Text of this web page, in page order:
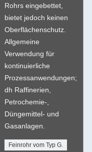
Rohrs eingebettet,
bietet jedoch keinen
Oberflächenschutz.
Allgemeine
Verwendung für
kontinuierliche
Prozessanwendungen;
dh Raffinerien,
Petrochemie-,
Düngemittel- und
Gasanlagen.
Feinrohr vom Typ G.